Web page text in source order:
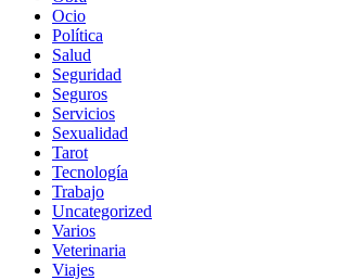
Ocio
Política
Salud
Seguridad
Seguros
Servicios
Sexualidad
Tarot
Tecnología
Trabajo
Uncategorized
Varios
Veterinaria
Viajes